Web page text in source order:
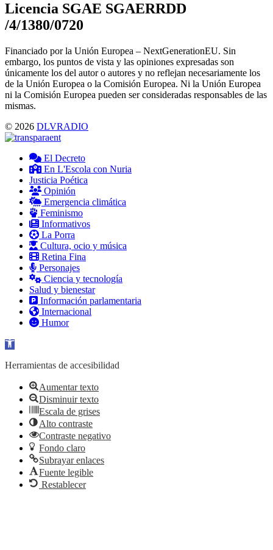
Licencia SGAE SGAERRDD
/4/1380/0720
Financiado por la Unión Europea – NextGenerationEU. Sin
embargo, los puntos de vista y las opiniones expresadas son
únicamente los del autor o autores y no reflejan necesariamente los
de la Unión Europea o la Comisión Europea. Ni la Unión Europea
ni la Comisión Europea pueden ser consideradas responsables de las
mismas.
© 2026 DLVRADIO
El Decreto
En L'Escola con Nuria
Justicia Poética
Opinión
Emergencia climática
Feminismo
Informativos
La Porra
Cultura, ocio y música
Retina Fina
Personajes
Ciencia y tecnología
Salud y bienestar
Información parlamentaria
Internacional
Humor
Abrir barra de herramientas
Herramientas de accesibilidad
Aumentar texto
Disminuir texto
Escala de grises
Alto contraste
Contraste negativo
Fondo claro
Subrayar enlaces
Fuente legible
Restablecer